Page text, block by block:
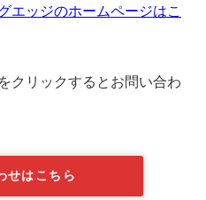
エッジのホームページはこ
クリックするとお問い合わ
せはこちら